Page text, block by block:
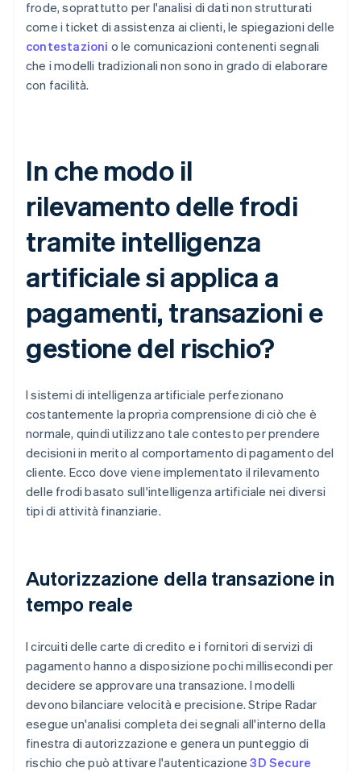
frode, soprattutto per l'analisi di dati non strutturati
come i ticket di assistenza ai clienti, le spiegazioni delle
contestazioni o le comunicazioni contenenti segnali
che i modelli tradizionali non sono in grado di elaborare
con facilità.
In che modo il
rilevamento delle frodi
tramite intelligenza
artificiale si applica a
pagamenti, transazioni e
gestione del rischio?
I sistemi di intelligenza artificiale perfezionano
costantemente la propria comprensione di ciò che è
normale, quindi utilizzano tale contesto per prendere
decisioni in merito al comportamento di pagamento del
cliente. Ecco dove viene implementato il rilevamento
delle frodi basato sull'intelligenza artificiale nei diversi
tipi di attività finanziarie.
Autorizzazione della transazione in
tempo reale
I circuiti delle carte di credito e i fornitori di servizi di
pagamento hanno a disposizione pochi millisecondi per
decidere se approvare una transazione. I modelli
devono bilanciare velocità e precisione. Stripe Radar
esegue un'analisi completa dei segnali all'interno della
finestra di autorizzazione e genera un punteggio di
rischio che può attivare l'autenticazione3D Secure